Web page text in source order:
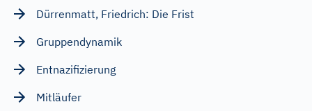
Dürrenmatt, Friedrich: Die Frist
Gruppendynamik
Entnazifizierung
Mitläufer